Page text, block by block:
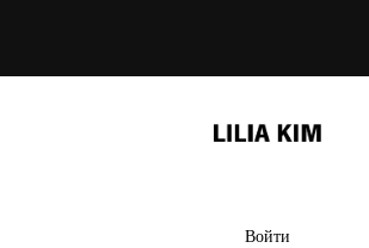
Войти